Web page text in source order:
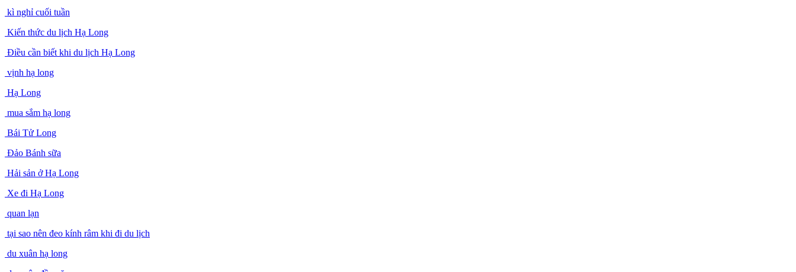
kì nghỉ cuối tuần
Kiến thức du lịch Hạ Long
Điều cần biết khi du lịch Hạ Long
vịnh hạ long
Hạ Long
mua sắm hạ long
Bái Tử Long
Đảo Bánh sữa
Hải sản ở Hạ Long
Xe đi Hạ Long
quan lạn
tại sao nên đeo kính râm khi đi du lịch
du xuân hạ long